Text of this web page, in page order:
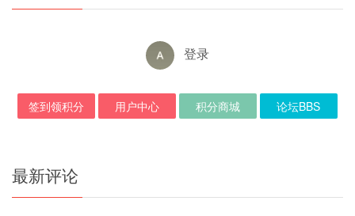
登录
签到领积分 用户中心 积分商城 论坛BBS
最新评论